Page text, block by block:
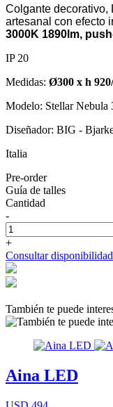
Colgante decorativo,
artesanal con efecto
3000K 1890lm,
IP 20
Medidas: Ø300 x h
Modelo: Stellar Nebula
Diseñador: BIG -
Italia
Pre-order
Guía de talles
Cantidad
-
+
Consultar
También te puede
Aina LED